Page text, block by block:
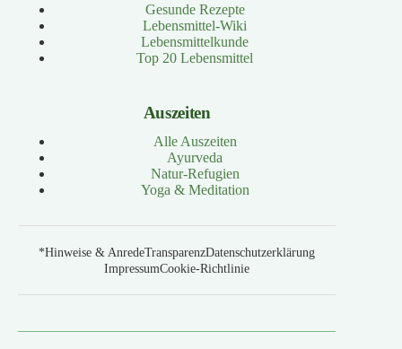
Gesunde Rezepte
Lebensmittel-Wiki
Lebensmittelkunde
Top 20 Lebensmittel
Auszeiten
Alle Auszeiten
Ayurveda
Natur-Refugien
Yoga & Meditation
*Hinweise & AnredeTransparenzDatenschutzerklärung
ImpressumCookie-Richtlinie